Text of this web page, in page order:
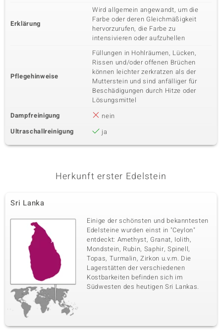
Erklärung
Wird allgemein angewandt, um die
Farbe oder deren Gleichmäßigkeit
hervorzurufen, die Farbe zu
intensivieren oder aufzuhellen
Pflegehinweise
Füllungen in Hohlräumen, Lücken,
Rissen und/oder offenen Brüchen
können leichter zerkratzen als der
Mutterstein und sind anfälliger für
Beschädigungen durch Hitze oder
Lösungsmittel
Dampfreinigung
nein
Ultraschallreinigung
ja
Herkunft erster Edelstein
Sri Lanka
Einige der schönsten und bekanntesten
Edelsteine wurden einst in "Ceylon"
entdeckt: Amethyst, Granat, Iolith,
Mondstein, Rubin, Saphir, Spinell,
Topas, Turmalin, Zirkon u.v.m. Die
Lagerstätten der verschiedenen
Kostbarkeiten befinden sich im
Südwesten des heutigen Sri Lankas.